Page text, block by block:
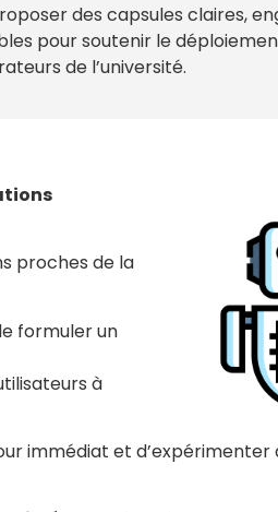
des capsules claires,
pour soutenir le
de l’université.
proches de la
formuler un
à
immédiat et